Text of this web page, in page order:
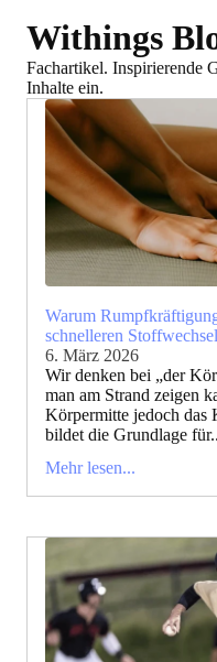
Withings
Fachartikel. Inspirierende
Inhalte ein.
Warum
schnelleren
6. März 2026
Wir denken bei „der
man am Strand zeigen
Körpermitte jedoch das
bildet die Grundlage
Mehr lesen...